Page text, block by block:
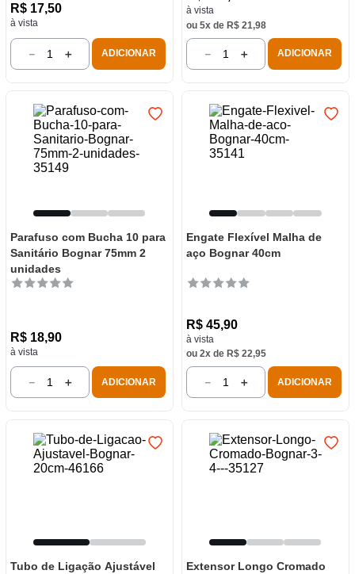
R$ 17,50
à vista
＋
－ ADICIONAR
à vista
ou 5x de R$ 21,98
＋
－ ADICIONAR
Parafuso com Bucha 10 para
Sanitário Bognar 75mm 2
unidades
R$ 18,90
à vista
＋
－ ADICIONAR
Engate Flexível Malha de
aço Bognar 40cm
R$ 45,90
à vista
ou 2x de R$ 22,95
＋
－ ADICIONAR
Tubo de Ligação Ajustável
Extensor Longo Cromado